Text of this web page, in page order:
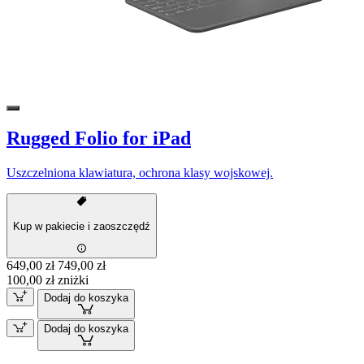
Rugged Folio for iPad
Uszczelniona klawiatura, ochrona klasy wojskowej.
Kup w pakiecie i zaoszczędź
649,00 zł 749,00 zł
100,00 zł zniżki
Dodaj do koszyka
Dodaj do koszyka